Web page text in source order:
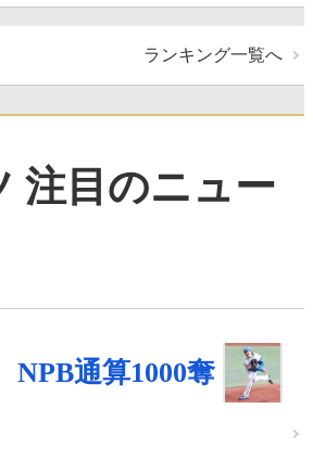
ランキング一覧へ
注目のニュー
NPB通算1000奪